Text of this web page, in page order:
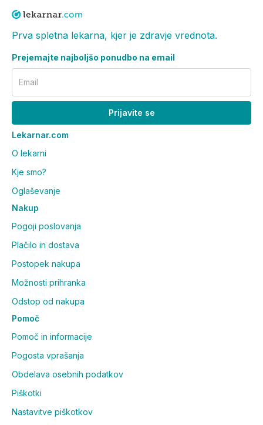
Prva spletna lekarna, kjer je zdravje vrednota.
Prejemajte najboljšo ponudbo na email
Email
Prijavite se
Lekarnar.com
O lekarni
Kje smo?
Oglaševanje
Nakup
Pogoji poslovanja
Plačilo in dostava
Postopek nakupa
Možnosti prihranka
Odstop od nakupa
Pomoč
Pomoč in informacije
Pogosta vprašanja
Obdelava osebnih podatkov
Piškotki
Nastavitve piškotkov